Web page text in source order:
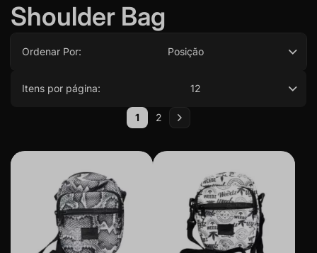
Shoulder Bag
Ordenar Por: Posição
Itens por página: 12
Página
Você esta lendo a pagina
1 Página
2 Página
Próximo